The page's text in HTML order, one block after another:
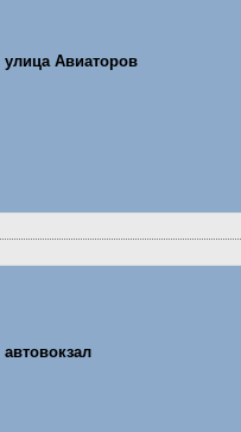
улица Авиаторов
автовокзал